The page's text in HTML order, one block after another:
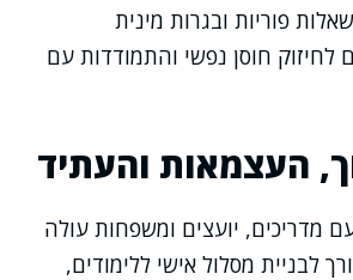
פוריות ובגרות מינית
לחיזוק חוסן נפשי והתמודדות עם
העצמאות והעתיד
מדריכים, יועצים ומשפחות עולה
לבניית מסלול אישי ללימודים,